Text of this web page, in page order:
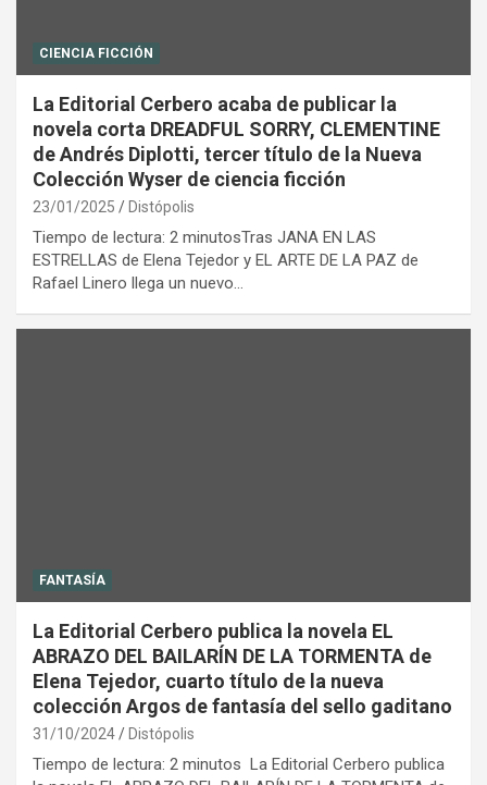
CIENCIA FICCIÓN
La Editorial Cerbero acaba de publicar la
novela corta DREADFUL SORRY, CLEMENTINE
de Andrés Diplotti, tercer título de la Nueva
Colección Wyser de ciencia ficción
23/01/2025 Distópolis
Tiempo de lectura: 2 minutosTras JANA EN LAS
ESTRELLAS de Elena Tejedor y EL ARTE DE LA PAZ de
Rafael Linero llega un nuevo…
FANTASÍA
La Editorial Cerbero publica la novela EL
ABRAZO DEL BAILARÍN DE LA TORMENTA de
Elena Tejedor, cuarto título de la nueva
colección Argos de fantasía del sello gaditano
31/10/2024 Distópolis
Tiempo de lectura: 2 minutos La Editorial Cerbero publica